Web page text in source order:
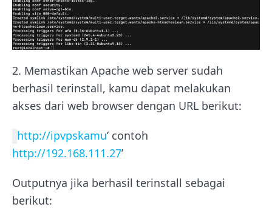
2. Memastikan Apache web server sudah
berhasil terinstall, kamu dapat melakukan
akses dari web browser dengan URL berikut:
http://ipvpskamu’ contoh
http://192.168.111.27’
Outputnya jika berhasil terinstall sebagai
berikut: